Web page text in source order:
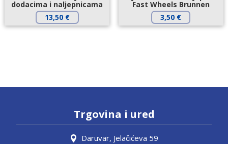
dodacima i naljepnicama
13,50 €
Fast Wheels Brunnen
3,50 €
Trgovina i ured
Daruvar, Jelačićeva 59